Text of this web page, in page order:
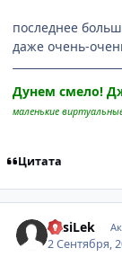
последнее
даже очень-
Дунем смело!
маленькие
Цитата
VasiLek
2 Сентября,